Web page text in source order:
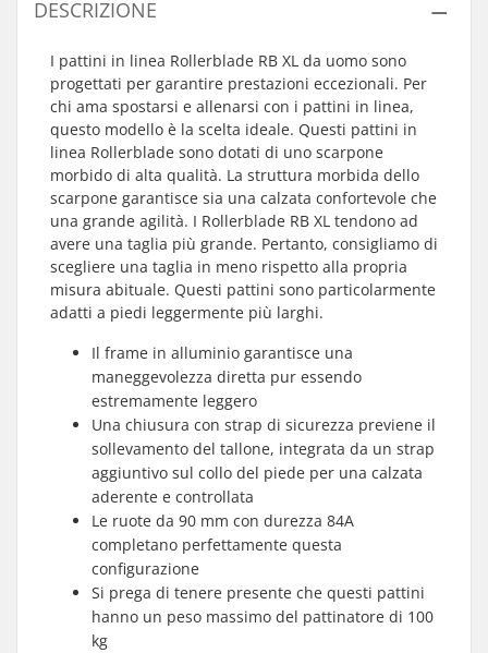
DESCRIZIONE
I pattini in linea Rollerblade RB XL da uomo sono
progettati per garantire prestazioni eccezionali. Per
chi ama spostarsi e allenarsi con i pattini in linea,
questo modello è la scelta ideale. Questi pattini in
linea Rollerblade sono dotati di uno scarpone
morbido di alta qualità. La struttura morbida dello
scarpone garantisce sia una calzata confortevole che
una grande agilità. I Rollerblade RB XL tendono ad
avere una taglia più grande. Pertanto, consigliamo di
scegliere una taglia in meno rispetto alla propria
misura abituale. Questi pattini sono particolarmente
adatti a piedi leggermente più larghi.
Il frame in alluminio garantisce una
maneggevolezza diretta pur essendo
estremamente leggero
Una chiusura con strap di sicurezza previene il
sollevamento del tallone, integrata da un strap
aggiuntivo sul collo del piede per una calzata
aderente e controllata
Le ruote da 90 mm con durezza 84A
completano perfettamente questa
configurazione
Si prega di tenere presente che questi pattini
hanno un peso massimo del pattinatore di 100
kg